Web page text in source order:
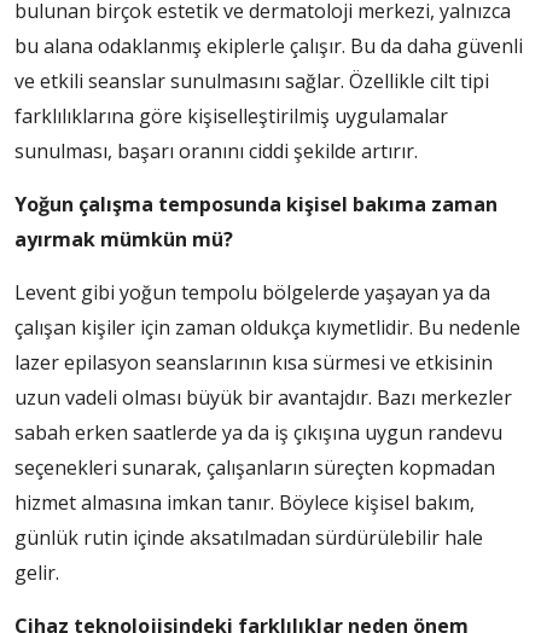
bulunan birçok estetik ve dermatoloji merkezi, yalnızca
bu alana odaklanmış ekiplerle çalışır. Bu da daha güvenli
ve etkili seanslar sunulmasını sağlar. Özellikle cilt tipi
farklılıklarına göre kişiselleştirilmiş uygulamalar
sunulması, başarı oranını ciddi şekilde artırır.
Yoğun çalışma temposunda kişisel bakıma zaman
ayırmak mümkün mü?
Levent gibi yoğun tempolu bölgelerde yaşayan ya da
çalışan kişiler için zaman oldukça kıymetlidir. Bu nedenle
lazer epilasyon seanslarının kısa sürmesi ve etkisinin
uzun vadeli olması büyük bir avantajdır. Bazı merkezler
sabah erken saatlerde ya da iş çıkışına uygun randevu
seçenekleri sunarak, çalışanların süreçten kopmadan
hizmet almasına imkan tanır. Böylece kişisel bakım,
günlük rutin içinde aksatılmadan sürdürülebilir hale
gelir.
Cihaz teknolojisindeki farklılıklar neden önem